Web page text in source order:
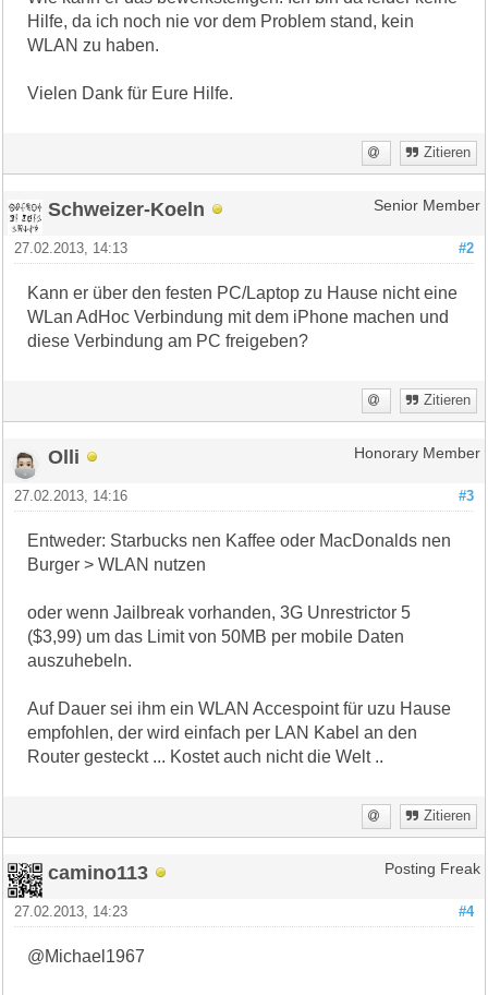
Hilfe, da ich noch nie vor dem Problem stand, kein
WLAN zu haben.
Vielen Dank für Eure Hilfe.
Zitieren
Schweizer-Koeln Senior Member
#2
27.02.2013, 14:13
Kann er über den festen PC/Laptop zu Hause nicht eine
WLan AdHoc Verbindung mit dem iPhone machen und
diese Verbindung am PC freigeben?
Zitieren
Olli Honorary Member
#3
27.02.2013, 14:16
Entweder: Starbucks nen Kaffee oder MacDonalds nen
Burger > WLAN nutzen
oder wenn Jailbreak vorhanden, 3G Unrestrictor 5
($3,99) um das Limit von 50MB per mobile Daten
auszuhebeln.
Auf Dauer sei ihm ein WLAN Accespoint für uzu Hause
empfohlen, der wird einfach per LAN Kabel an den
Router gesteckt ... Kostet auch nicht die Welt ..
Zitieren
camino113 Posting Freak
#4
27.02.2013, 14:23
@Michael1967